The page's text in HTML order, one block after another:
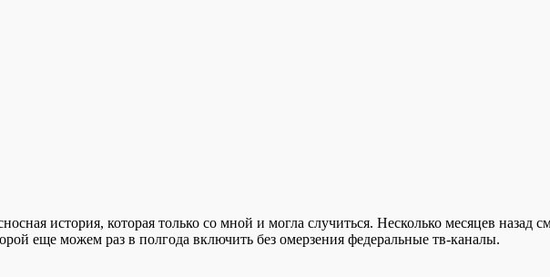
история, которая только со мной и могла случиться. Несколько месяцев назад
еще можем раз в полгода включить без омерзения федеральные тв-каналы.